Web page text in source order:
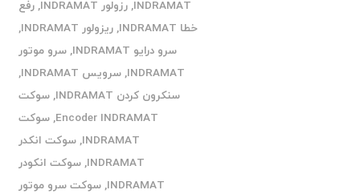
INDRAMAT
,رزولور INDRAMAT ,رفع
خطا INDRAMAT
,ریزولور INDRAMAT
,
سرو درایو INDRAMAT
,سرو موتور
INDRAMAT
,سرویس INDRAMAT
,
سنکرون کردن INDRAMAT
,سوکت
Encoder INDRAMAT
,سوکت
INDRAMAT
,سوکت انکدر
INDRAMAT
,سوکت انکودر
INDRAMAT
,سوکت سرو موتور